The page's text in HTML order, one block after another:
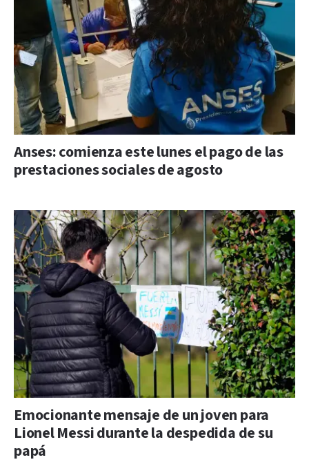
Anses: comienza este lunes el pago de las
prestaciones sociales de agosto
Emocionante mensaje de un joven para
Lionel Messi durante la despedida de su
papá